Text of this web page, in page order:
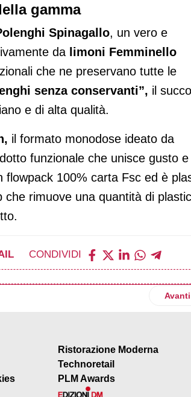
gamma
Spinagallo, un vero e
da limoni Femminello
che ne preservano tutte le
senza conservanti”, il
e di alta qualità.
il formato monodose ideato da
funzionale che unisce gusto e
flowpack 100% carta Fsc ed è
rimuove una quantità di
CONDIVIDI
novità: Fruttellata Avanti
Ristorazione Moderna
Technoretail
PLM Awards